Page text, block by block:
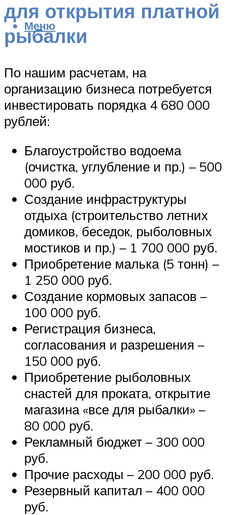
Меню
для открытия платной
рыбалки
По нашим расчетам, на
организацию бизнеса потребуется
инвестировать порядка 4 680 000
рублей:
Благоустройство водоема
(очистка, углубление и пр.) – 500
000 руб.
Создание инфраструктуры
отдыха (строительство летних
домиков, беседок, рыболовных
мостиков и пр.) – 1 700 000 руб.
Приобретение малька (5 тонн) –
1 250 000 руб.
Создание кормовых запасов –
100 000 руб.
Регистрация бизнеса,
согласования и разрешения –
150 000 руб.
Приобретение рыболовных
снастей для проката, открытие
магазина «все для рыбалки» –
80 000 руб.
Рекламный бюджет – 300 000
руб.
Прочие расходы – 200 000 руб.
Резервный капитал – 400 000
руб.